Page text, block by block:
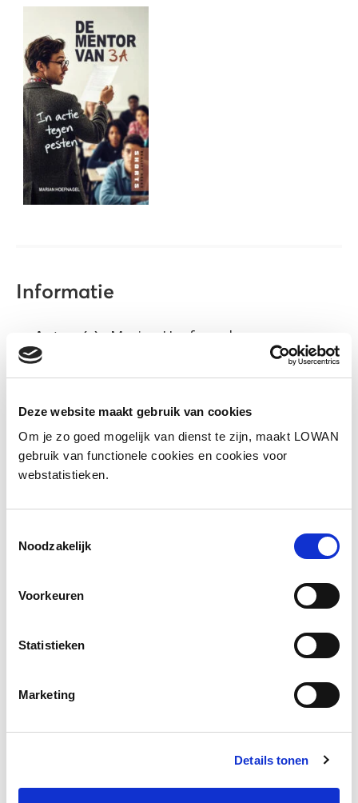
Deze website maakt gebruik van cookies
Om je zo goed mogelijk van dienst te zijn, maakt LOWAN
gebruik van functionele cookies en cookies voor
webstatistieken.
Noodzakelijk
Voorkeuren
Statistieken
Marketing
Details tonen
Informatie
Auteur(s):
Marian Hoefnagel
Uitgever:
Eenvoudig Communiceren
9789086968206
Naar lesmateriaal
Social media
Gerelateerd lesmateriaal